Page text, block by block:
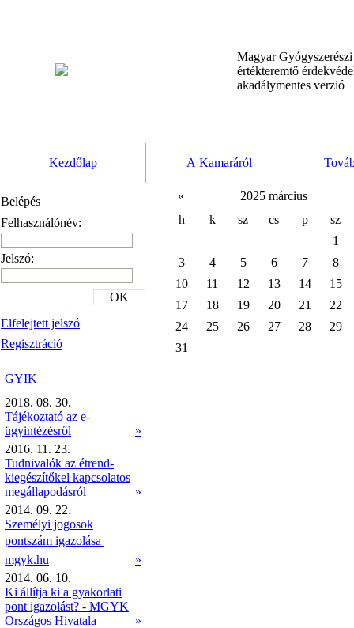
Magyar
értékteremtő
akadálymentes verzió
Kezdőlap A Kamaráról
Belépés
Felhasználónév:
Jelszó:
Elfelejtett jelszó
Regisztráció
OK
GYIK
2018. 08. 30.
Tájékoztató az e-
ügyintézésről
»
2016. 11. 23.
Tudnivalók az étrend-
kiegészítőkel kapcsolatos
megállapodásról
»
2014. 09. 22.
Személyi jogosok
pontszám igazolása 
mgyk.hu
»
2014. 06. 10.
Ki állítja ki a gyakorlati
pont igazolást? - MGYK
Országos Hivatala
»
«
2025 március
h
k sz cs p
sz
1
3
4 5 6 7
8
10
11 12 13 14
15
17
18 19 20 21
22
24
25 26 27 28
29
31